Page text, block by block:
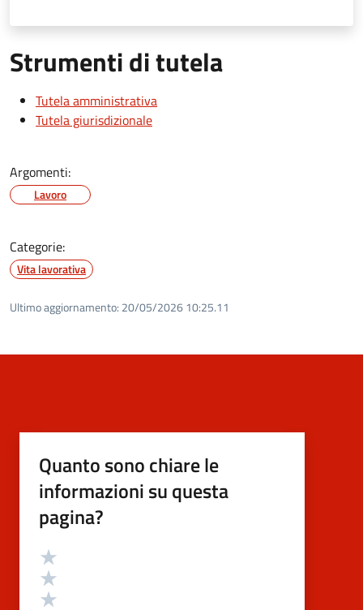
Strumenti di tutela
Tutela amministrativa
Tutela giurisdizionale
Argomenti:
Lavoro
Categorie:
Vita lavorativa
Ultimo aggiornamento: 20/05/2026 10:25.11
Quanto sono chiare le
informazioni su questa
pagina?
Valutazione